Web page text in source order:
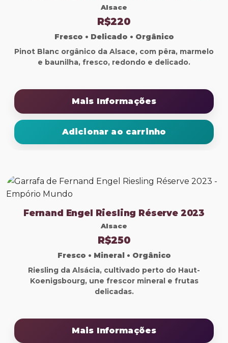
Alsace
R$220
Fresco • Delicado • Orgânico
Pinot Blanc orgânico da Alsace, com pêra, marmelo
e baunilha, fresco, redondo e delicado.
Mais Informações
Adicionar ao carrinho
Fernand Engel Riesling Réserve 2023
Alsace
R$250
Fresco • Mineral • Orgânico
Riesling da Alsácia, cultivado perto do Haut-
Koenigsbourg, une frescor mineral e frutas
delicadas.
Mais Informações